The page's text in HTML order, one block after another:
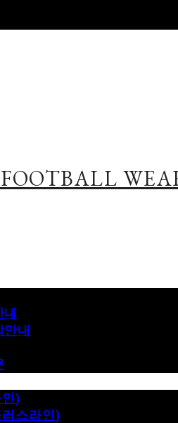
내
)
스라인)